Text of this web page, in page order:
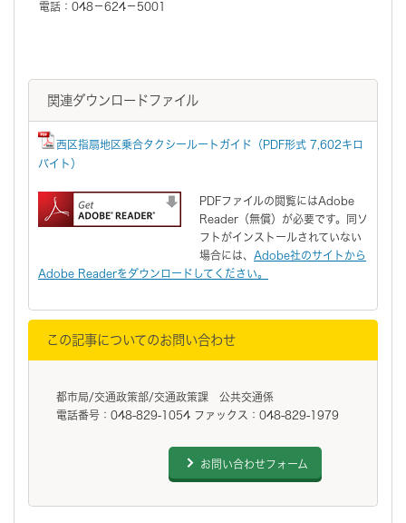
電話：048－624－5001
関連ダウンロードファイル
西区指扇地区乗合タクシールートガイド（PDF形式 7,602キロ
バイト）
PDFファイルの閲覧にはAdobe
Reader（無償）が必要です。同ソ
フトがインストールされていない
場合には、 Adobe社のサイトから
Adobe Readerをダウンロードしてください。
この記事についてのお問い合わせ
都市局/交通政策部/交通政策課 公共交通係
電話番号：048-829-1054 ファックス：048-829-1979
お問い合わせフォーム